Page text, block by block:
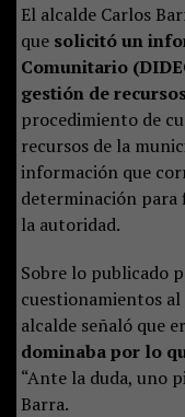
El alcalde Carlos
quesolicitó un
Comunitario
gestión de
procedimiento de
recursos de la
información que
determinación para
la autoridad.
Sobre lo publicado
cuestionamientos
alcalde señaló que
dominaba por lo
“Ante la duda, uno
Barra.